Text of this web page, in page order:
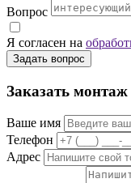
Вопрос
Я согласен на
Задать вопрос
Заказать монтаж
Ваше имя
Телефон
Адрес